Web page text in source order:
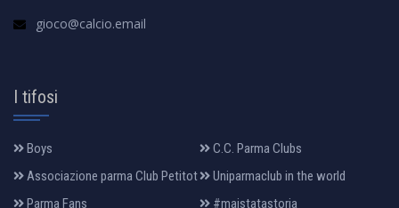
gioco@calcio.email
I tifosi
Boys
C.C. Parma Clubs
Associazione parma Club Petitot
Uniparmaclub in the world
Parma Fans
#maistatastoria